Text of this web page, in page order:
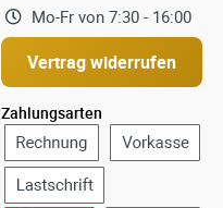
Mo-Fr von 7:30 - 16:00
Vertrag widerrufen
Zahlungsarten